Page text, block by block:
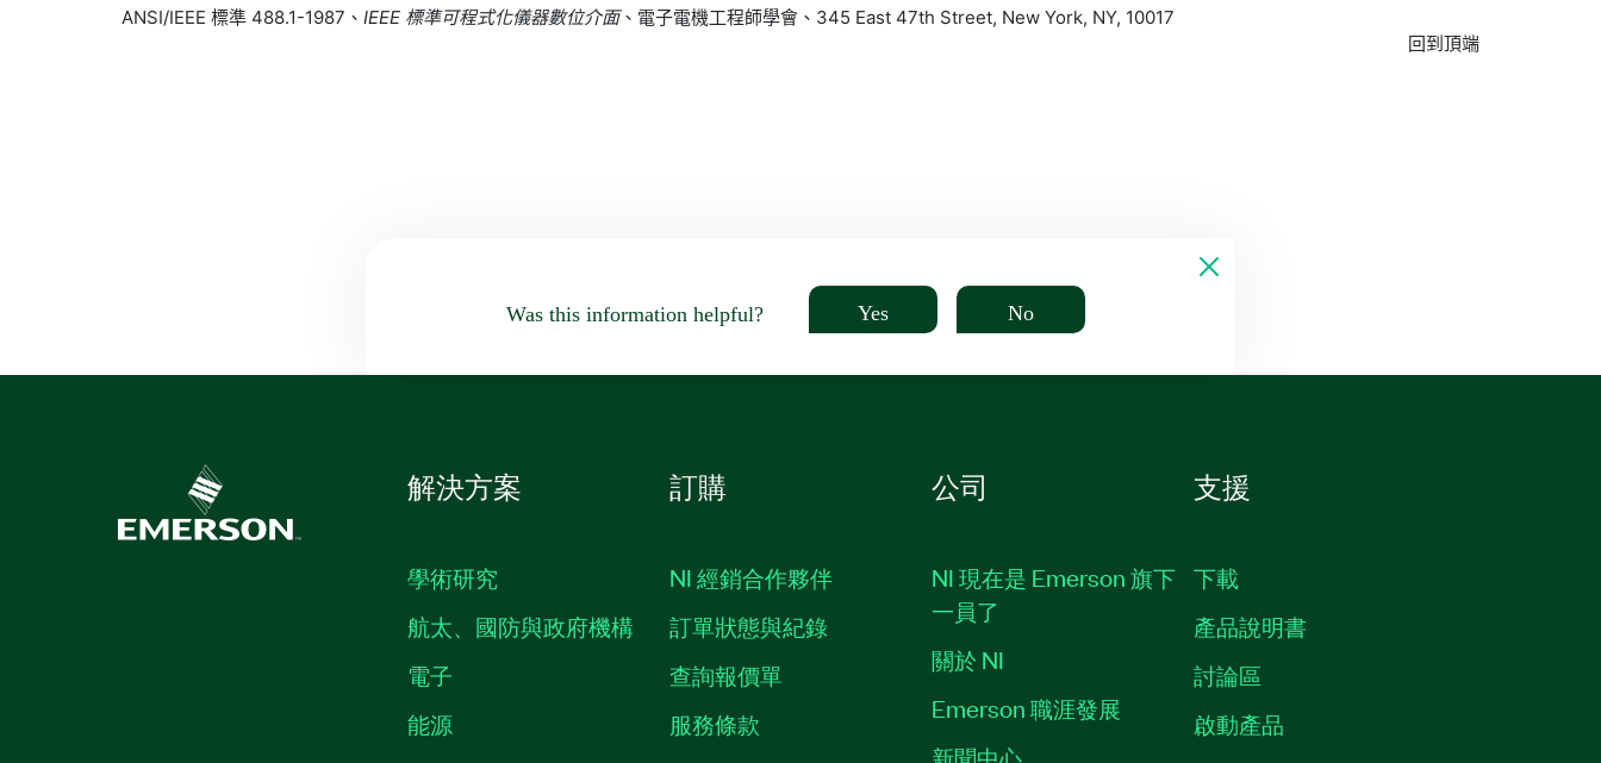
ANSI/IEEE 標準 488.1-1987、 IEEE 標準可程式化儀器數位介面、電子電機工程師學會、345 East 47th Street, New York, NY, 10017
回到頂端
Was this information helpful? Yes No
解決方案
學術研究
航太、國防與政府機構
電子
能源
訂購
NI 經銷合作夥伴
訂單狀態與紀錄
查詢報價單
服務條款
公司
NI 現在是 Emerson 旗下
一員了
關於 NI
Emerson 職涯發展
新聞中心
支援
下載
產品說明書
討論區
啟動產品